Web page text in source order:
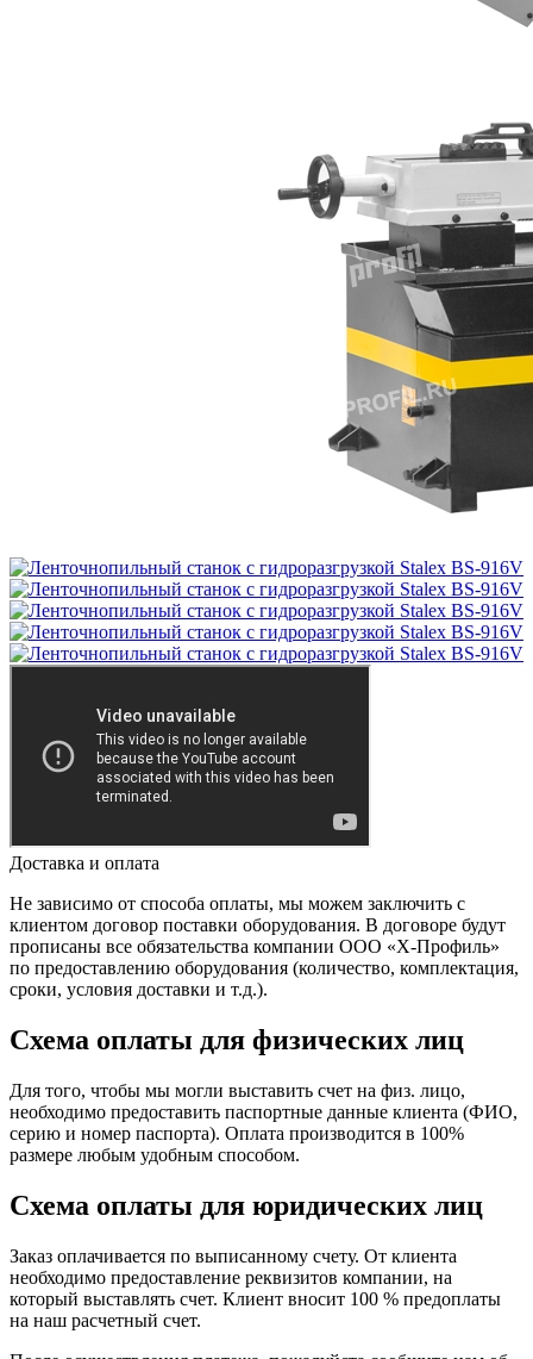
Доставка и оплата
Не зависимо от способа оплаты, мы можем заключить с
клиентом договор поставки оборудования. В договоре будут
прописаны все обязательства компании ООО «Х-Профиль»
по предоставлению оборудования (количество, комплектация,
сроки, условия доставки и т.д.).
Схема оплаты для физических лиц
Для того, чтобы мы могли выставить счет на физ. лицо,
необходимо предоставить паспортные данные клиента (ФИО,
серию и номер паспорта). Оплата производится в 100%
размере любым удобным способом.
Схема оплаты для юридических лиц
Заказ оплачивается по выписанному счету. От клиента
необходимо предоставление реквизитов компании, на
который выставлять счет. Клиент вносит 100 % предоплаты
на наш расчетный счет.